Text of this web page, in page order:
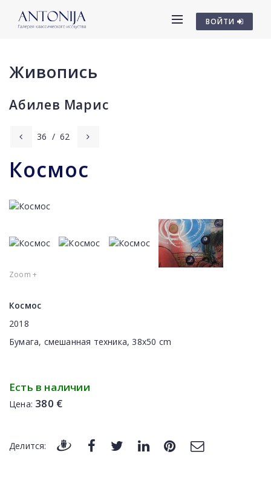
ВОЙТИ
Живопись
Абилев Марис
36 / 62
Космос
Zoom +
Космос
2018
Бумага, смешанная техника, 38x50 cm
Есть в наличии
Цена: 380 €
Делится: